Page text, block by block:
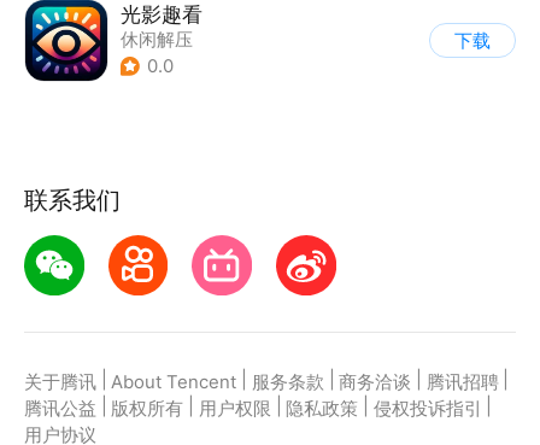
光影趣看
休闲解压
0.0
下载
联系我们
关于腾讯 About Tencent 服务条款 商务洽谈 腾讯招聘
腾讯公益
版权所有 用户权限 隐私政策 侵权投诉指引
用户协议